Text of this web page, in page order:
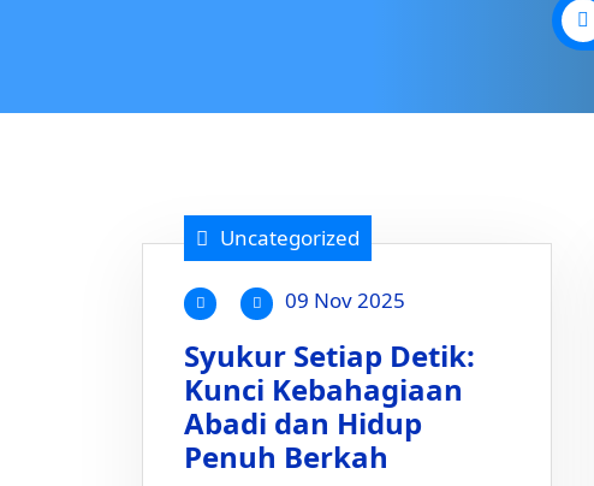
Uncategorized
09 Nov 2025
Syukur Setiap Detik:
Kunci Kebahagiaan
Abadi dan Hidup
Penuh Berkah